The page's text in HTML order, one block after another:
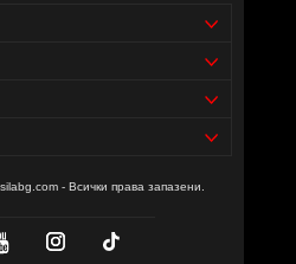
като разклатите добре преди
мед 25%, антиоксидант
- Всички права запазени.